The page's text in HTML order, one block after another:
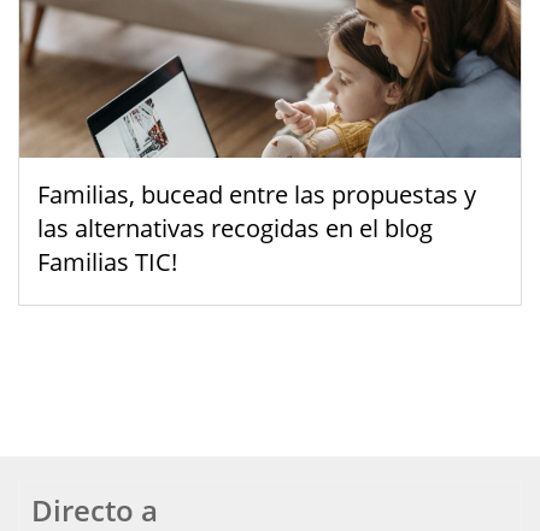
Familias, bucead entre las propuestas y
las alternativas recogidas en el blog
Familias TIC!
Directo a